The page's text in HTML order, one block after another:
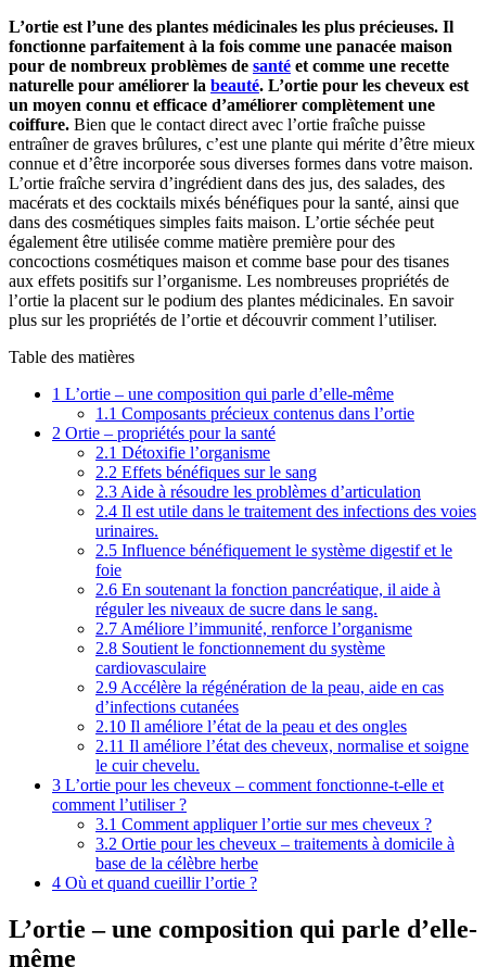
L’ortie est l’une des plantes médicinales les plus précieuses. Il
fonctionne parfaitement à la fois comme une panacée maison
pour de nombreux problèmes de santé et comme une recette
naturelle pour améliorer la beauté. L’ortie pour les cheveux est
un moyen connu et efficace d’améliorer complètement une
coiffure. Bien que le contact direct avec l’ortie fraîche puisse
entraîner de graves brûlures, c’est une plante qui mérite d’être mieux
connue et d’être incorporée sous diverses formes dans votre maison.
L’ortie fraîche servira d’ingrédient dans des jus, des salades, des
macérats et des cocktails mixés bénéfiques pour la santé, ainsi que
dans des cosmétiques simples faits maison. L’ortie séchée peut
également être utilisée comme matière première pour des
concoctions cosmétiques maison et comme base pour des tisanes
aux effets positifs sur l’organisme. Les nombreuses propriétés de
l’ortie la placent sur le podium des plantes médicinales. En savoir
plus sur les propriétés de l’ortie et découvrir comment l’utiliser.
Table des matières
1 L’ortie – une composition qui parle d’elle-même
1.1 Composants précieux contenus dans l’ortie
2 Ortie – propriétés pour la santé
2.1 Détoxifie l’organisme
2.2 Effets bénéfiques sur le sang
2.3 Aide à résoudre les problèmes d’articulation
2.4 Il est utile dans le traitement des infections des voies
urinaires.
2.5 Influence bénéfiquement le système digestif et le
foie
2.6 En soutenant la fonction pancréatique, il aide à
réguler les niveaux de sucre dans le sang.
2.7 Améliore l’immunité, renforce l’organisme
2.8 Soutient le fonctionnement du système
cardiovasculaire
2.9 Accélère la régénération de la peau, aide en cas
d’infections cutanées
2.10 Il améliore l’état de la peau et des ongles
2.11 Il améliore l’état des cheveux, normalise et soigne
le cuir chevelu.
3 L’ortie pour les cheveux – comment fonctionne-t-elle et
comment l’utiliser ?
3.1 Comment appliquer l’ortie sur mes cheveux ?
3.2 Ortie pour les cheveux – traitements à domicile à
base de la célèbre herbe
4 Où et quand cueillir l’ortie ?
L’ortie – une composition qui parle d’elle-
même